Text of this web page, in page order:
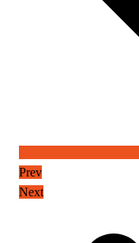
Prev
Next